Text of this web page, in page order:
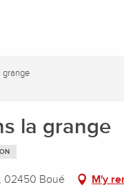
grange
la grange
02450 Boué M'y